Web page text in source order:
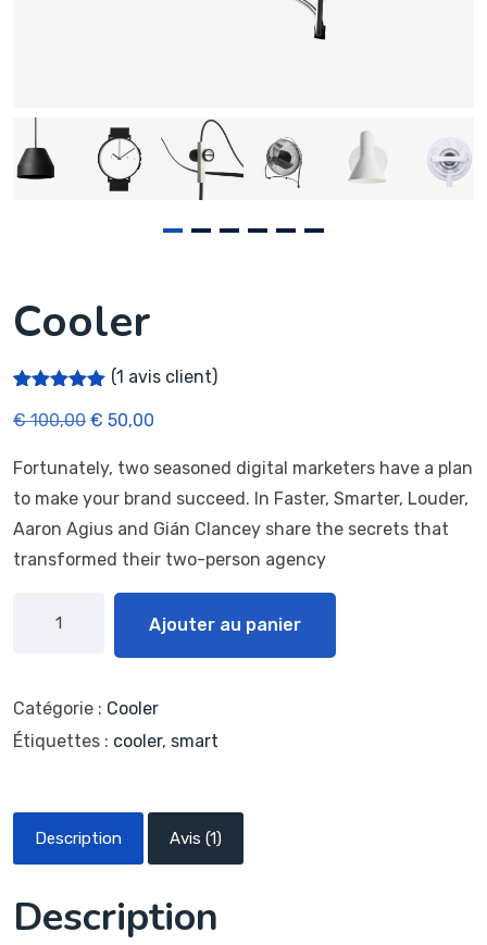
Cooler
sur 5
client
(1 avis client)
€100,00 € 50,00
Fortunately, two seasoned digital marketers have a plan
to make your brand succeed. In Faster, Smarter, Louder,
Aaron Agius and Gián Clancey share the secrets that
transformed their two-person agency
Ajouter au panier
Catégorie : Cooler
Étiquettes : cooler, smart
Description Avis (1)
Description